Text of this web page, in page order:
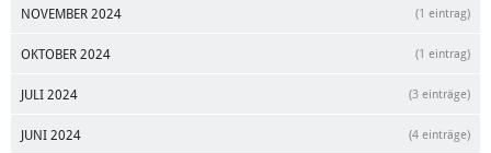
NOVEMBER 2024 (1 eintrag)
OKTOBER 2024 (1 eintrag)
JULI 2024 (3 einträge)
JUNI 2024 (4 einträge)